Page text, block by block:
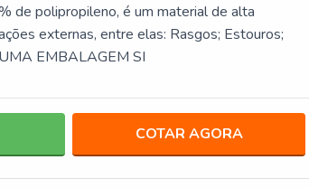
de polipropileno, é um material de alta
externas, entre elas: Rasgos; Estouros;
EMBALAGEM SI
COTAR AGORA